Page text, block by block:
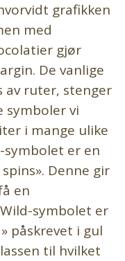
grafikken
med
gjør
De vanlige
av ruter, stenger
symboler vi
i mange ulike
er en
Denne gir
en
symbolet er
påskrevet i gul
til hvilket